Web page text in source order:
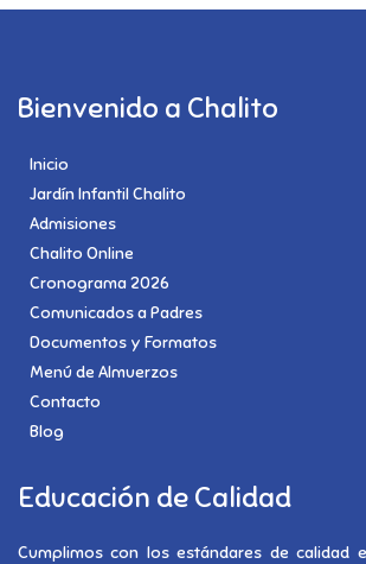
Bienvenido a Chalito
Inicio
Jardín Infantil Chalito
Admisiones
Chalito Online
Cronograma 2026
Comunicados a Padres
Documentos y Formatos
Menú de Almuerzos
Contacto
Blog
Educación de Calidad
Cumplimos con los estándares de calidad